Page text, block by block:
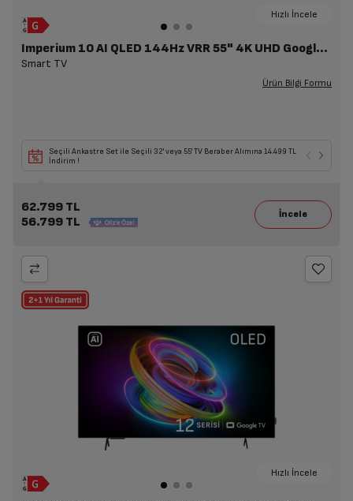
Hızlı İncele
Imperium 10 AI QLED 144Hz VRR 55" 4K UHD Google TV - A 1055 C AI
Smart TV
Ürün Bilgi Formu
Seçili Ankastre Set ile Seçili 32' veya 55' TV Beraber Alımına 14.499 TL
İndirim !
62.799 TL
56.799 TL
Hızlı İncele